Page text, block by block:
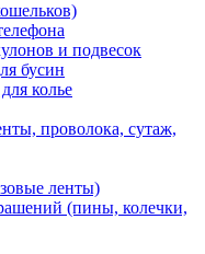
и подвесок
бусин
колье
проволока, сутаж,
ленты)
(пины, колечки,